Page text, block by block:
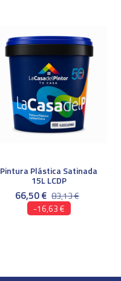
Pintura Plástica Satinada
15L LCDP
66,50 € 83,13 €
-16,63 €